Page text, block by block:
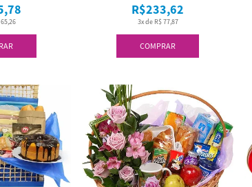
COMPRAR
3x de R$ 77,87
R$233,62